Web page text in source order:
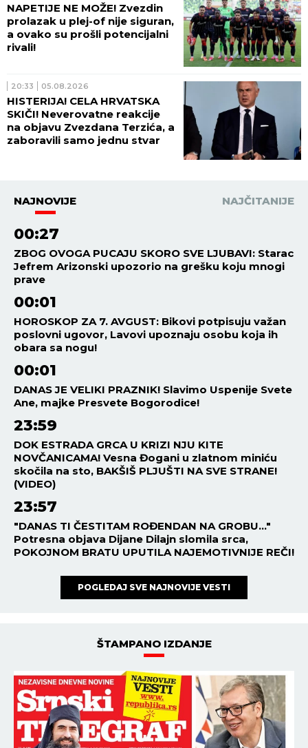
NAPETIJE NE MOŽE! Zvezdin
prolazak u plej-of nije siguran,
a ovako su prošli potencijalni
rivali!
20:33 05.08.2026
HISTERIJA! CELA HRVATSKA
SKIČI! Neverovatne reakcije
na objavu Zvezdana Terzića, a
zaboravili samo jednu stvar
NAJNOVIJE NAJČITANIJE
00:27
ZBOG OVOGA PUCAJU SKORO SVE LJUBAVI: Starac
Jefrem Arizonski upozorio na grešku koju mnogi
prave
00:01
HOROSKOP ZA 7. AVGUST: Bikovi potpisuju važan
poslovni ugovor, Lavovi upoznaju osobu koja ih
obara sa nogu!
00:01
DANAS JE VELIKI PRAZNIK! Slavimo Uspenije Svete
Ane, majke Presvete Bogorodice!
23:59
DOK ESTRADA GRCA U KRIZI NJU KITE
NOVČANICAMA! Vesna Đogani u zlatnom miniću
skočila na sto, BAKŠIŠ PLJUŠTI NA SVE STRANE!
(VIDEO)
23:57
"DANAS TI ČESTITAM ROĐENDAN NA GROBU..."
Potresna objava Dijane Dilajn slomila srca,
POKOJNOM BRATU UPUTILA NAJEMOTIVNIJE REČI!
POGLEDAJ SVE NAJNOVIJE VESTI
ŠTAMPANO IZDANJE